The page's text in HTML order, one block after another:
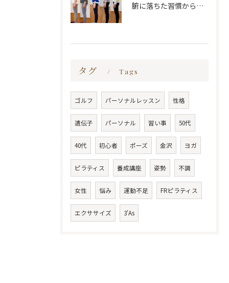
腑に落ちた習慣から変わる
タグ Tags
ゴルフ パーソナルレッスン 性格
遺伝子 パーソナル 習い事 50代
40代 初心者 ポーズ 金沢 ヨガ
ピラティス 養成講座 姿勢 不調
女性 悩み 運動不足 FRピラティス
エクササイズ 3'As